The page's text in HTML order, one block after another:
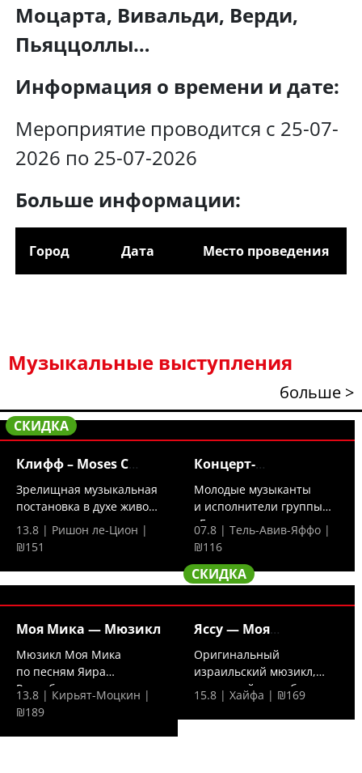
Моцарта, Вивальди, Верди,
Пьяццоллы…
Информация о времени и дате:
Мероприятие проводится с 25-07-
2026 по 25-07-2026
Больше информации:
Город Дата Место проведения
Музыкальные выступления
больше >
СКИДКА
Клифф – Moses C
исполняет
Зрелищная музыкальная
постановка в духе живого
кино —...
13.8 | Ришон ле-Цион |
₪151
Концерт-
посвящение
Молодые музыканты
и исполнители группы
«Гольда» посвящают
свой...
07.8 | Тель-Авив-Яффо |
₪116
Моя Мика — Мюзикл
Мюзикл Моя Мика
по песням Яира
Розенблюма — это
трогательная...
13.8 | Кирьят-Моцкин |
₪189
СКИДКА
Яссу — Моя
греческая
Оригинальный
израильский мюзикл,
сотканный из любимых
греческих...
15.8 | Хайфа | ₪169